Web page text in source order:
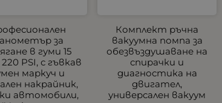
за
в гуми 15
PSI, с гъвкав
маркуч и
накрайник,
автомобили,
Комплект ръчна
вакуумна помпа за
обезвъздушаване на
спирачки и
диагностика на
двигател,
универсален вакуум